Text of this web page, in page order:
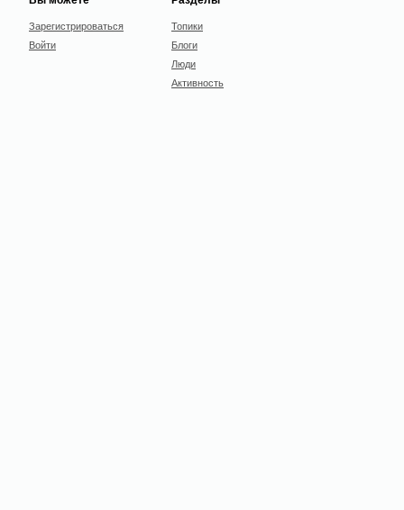
Зарегистрироваться
Войти
Топики
Блоги
Люди
Активность